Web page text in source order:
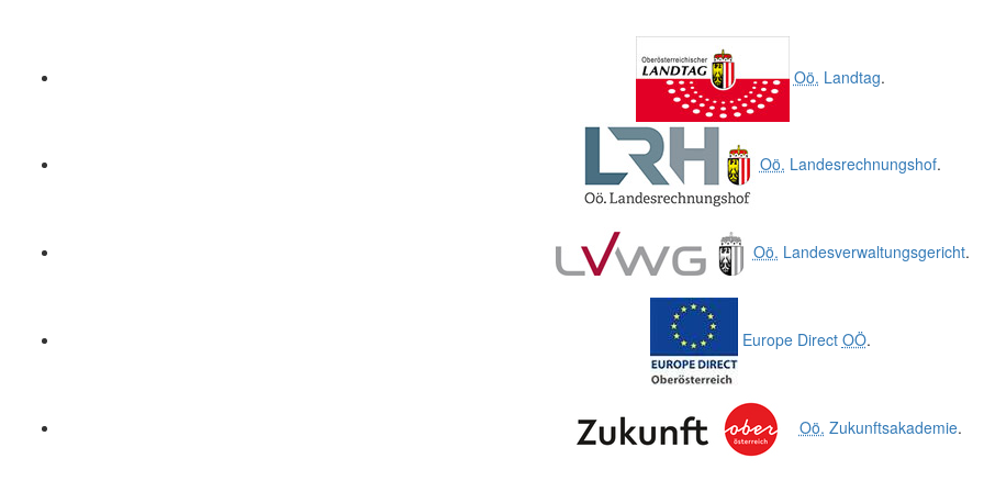
Oö. Landtag.
Oö. Landesrechnungshof.
Oö. Landesverwaltungsgericht.
Europe Direct OÖ.
Oö. Zukunftsakademie.